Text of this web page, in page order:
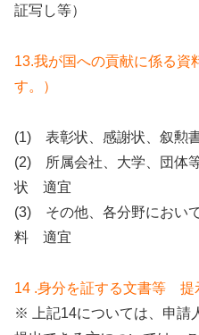
証写し等）
13.我が国への貢献に係る
す。）
(1) 表彰状、感謝状、叙勲
(2) 所属会社、大学、団体
状 適宜
(3) その他、各分野におい
料 適宜
14 .身分を証する文書等 提
※ 上記14については、申請